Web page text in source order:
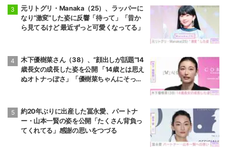
元リトグリ・Manaka（25）、ラッパーに
なり“激変”した姿に反響「待って」「昔か
ら見てるけど 最近ずっと可愛くなってる」
木下優樹菜さん（38）、“顔出しが話題”14
歳長女の成長した姿を公開 「14歳とは思え
ぬオトナっぽさ」「優樹菜ちゃんにそっく
約20年ぶりに出産した冨永愛、パートナ
ー・山本一賢の姿を公開「たくさん背負っ
てくれてる」感謝の思いをつづる